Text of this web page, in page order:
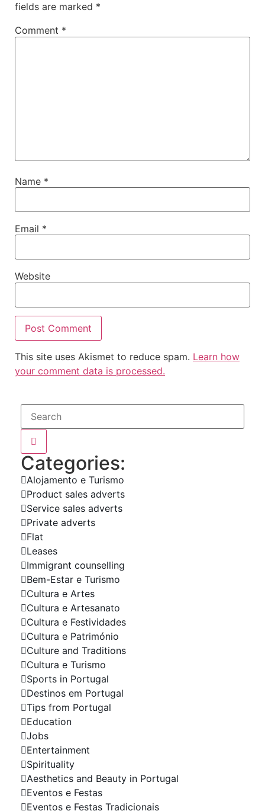
fields are marked *
Comment *
Name *
Email *
Website
This site uses Akismet to reduce spam. Learn how
your comment data is processed.
Categories:
Alojamento e Turismo
Product sales adverts
Service sales adverts
Private adverts
Flat
Leases
Immigrant counselling
Bem-Estar e Turismo
Cultura e Artes
Cultura e Artesanato
Cultura e Festividades
Cultura e Património
Culture and Traditions
Cultura e Turismo
Sports in Portugal
Destinos em Portugal
Tips from Portugal
Education
Jobs
Entertainment
Spirituality
Aesthetics and Beauty in Portugal
Eventos e Festas
Eventos e Festas Tradicionais